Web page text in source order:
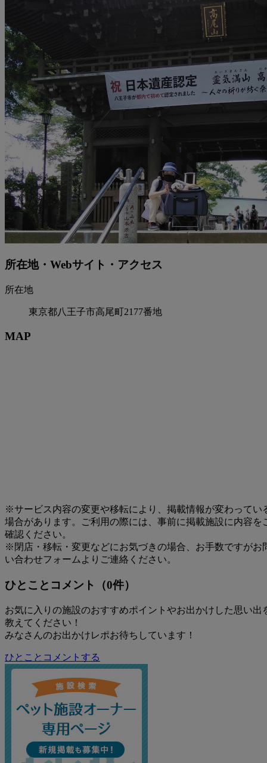
所在地・Webサイト・アクセス
所在地
東京都八王子市高尾町2177番地
MAP
※サービス内容の変更や移転により、掲載情報が変わってい
場合があります。ご利用の際には、事前に掲載施設に内容を
確認ください。
※閉店・移転・変更などにお気づきの場合、お手数ですがお
い合わせフォームよりご連絡ください。
ひとことコメント（0件）
お気に入りの施設のおすすめポイントやお出かけした思い出
教えてください！
みなさんのお出かけレポお待ちしています！
ひとことコメントする